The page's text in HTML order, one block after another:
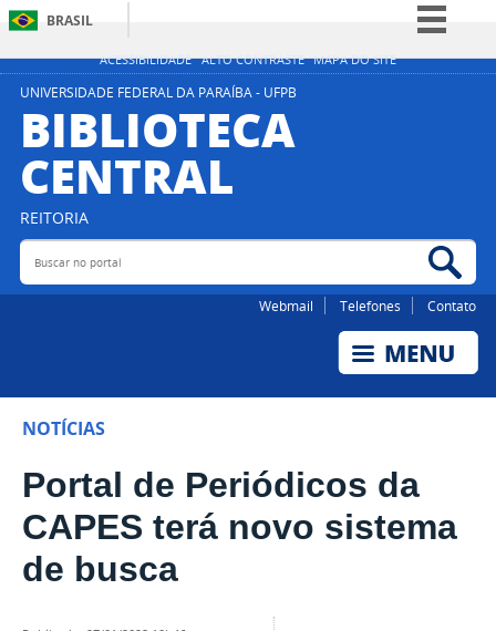
ACESSIBILIDADE ALTO CONTRASTE MAPA DO SITE
BRASIL
Simplifique!
UNIVERSIDADE FEDERAL DA PARAÍBA - UFPB
BIBLIOTECA
CENTRAL
REITORIA
Buscar no portal
Webmail Telefones Contato
NOTÍCIAS
Portal de Periódicos da
CAPES terá novo sistema
de busca